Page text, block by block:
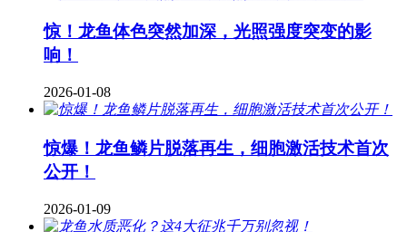
惊！龙鱼体色突然加深，光照强度突变的影
响！
2026-01-08
惊爆！龙鱼鳞片脱落再生，细胞激活技术首次
公开！
2026-01-09